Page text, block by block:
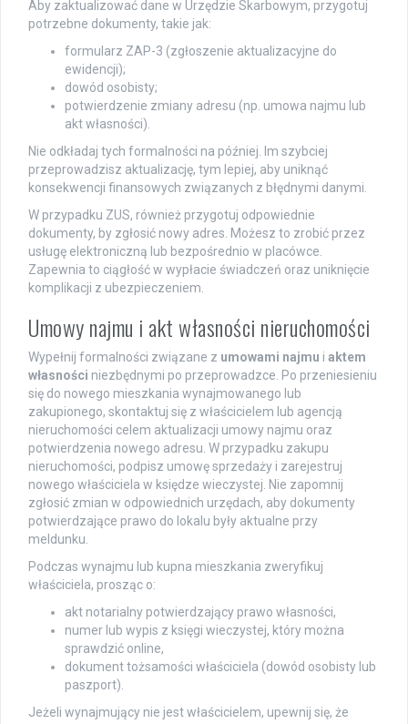
Aby zaktualizować dane w Urzędzie Skarbowym, przygotuj
potrzebne dokumenty, takie jak:
formularz ZAP-3 (zgłoszenie aktualizacyjne do
ewidencji);
dowód osobisty;
potwierdzenie zmiany adresu (np. umowa najmu lub
akt własności).
Nie odkładaj tych formalności na później. Im szybciej
przeprowadzisz aktualizację, tym lepiej, aby uniknąć
konsekwencji finansowych związanych z błędnymi danymi.
W przypadku ZUS, również przygotuj odpowiednie
dokumenty, by zgłosić nowy adres. Możesz to zrobić przez
usługę elektroniczną lub bezpośrednio w placówce.
Zapewnia to ciągłość w wypłacie świadczeń oraz uniknięcie
komplikacji z ubezpieczeniem.
Umowy najmu i akt własności nieruchomości
Wypełnij formalności związane z umowami najmu i aktem
własności niezbędnymi po przeprowadzce. Po przeniesieniu
się do nowego mieszkania wynajmowanego lub
zakupionego, skontaktuj się z właścicielem lub agencją
nieruchomości celem aktualizacji umowy najmu oraz
potwierdzenia nowego adresu. W przypadku zakupu
nieruchomości, podpisz umowę sprzedaży i zarejestruj
nowego właściciela w księdze wieczystej. Nie zapomnij
zgłosić zmian w odpowiednich urzędach, aby dokumenty
potwierdzające prawo do lokalu były aktualne przy
meldunku.
Podczas wynajmu lub kupna mieszkania zweryfikuj
właściciela, prosząc o:
akt notarialny potwierdzający prawo własności,
numer lub wypis z księgi wieczystej, który można
sprawdzić online,
dokument tożsamości właściciela (dowód osobisty lub
paszport).
Jeżeli wynajmujący nie jest właścicielem, upewnij się, że